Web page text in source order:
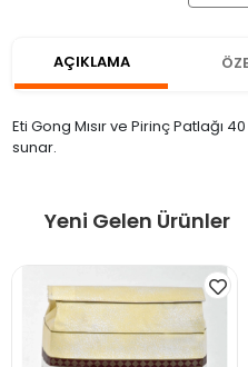
AÇIKLAMA
Eti Gong Mısır ve Pirinç Patlağı
sunar.
Yeni Gelen Ürünler